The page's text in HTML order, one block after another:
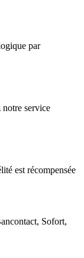
par
service
est récompensée
Sofort,